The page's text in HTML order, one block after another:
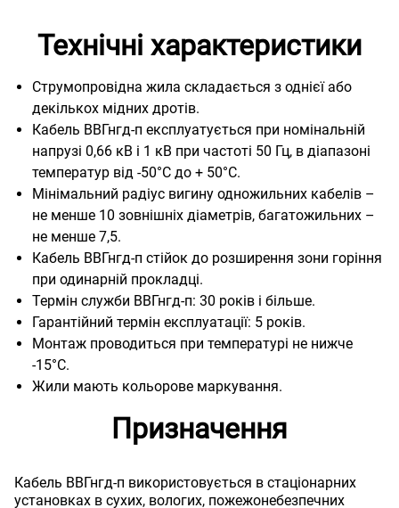
Технічні характеристики
Струмопровідна жила складається з однієї або
декількох мідних дротів.
Кабель ВВГнгд-п експлуатується при номінальній
напрузі 0,66 кВ і 1 кВ при частоті 50 Гц, в діапазоні
температур від -50°С до + 50°С.
Мінімальний радіус вигину одножильних кабелів –
не менше 10 зовнішніх діаметрів, багатожильних –
не менше 7,5.
Кабель ВВГнгд-п стійок до розширення зони горіння
при одинарній прокладці.
Термін служби ВВГнгд-п: 30 років і більше.
Гарантійний термін експлуатації: 5 років.
Монтаж проводиться при температурі не нижче
-15°С.
Жили мають кольорове маркування.
Призначення
Кабель ВВГнгд-п використовується в стаціонарних
установках в сухих, вологих, пожежонебезпечних